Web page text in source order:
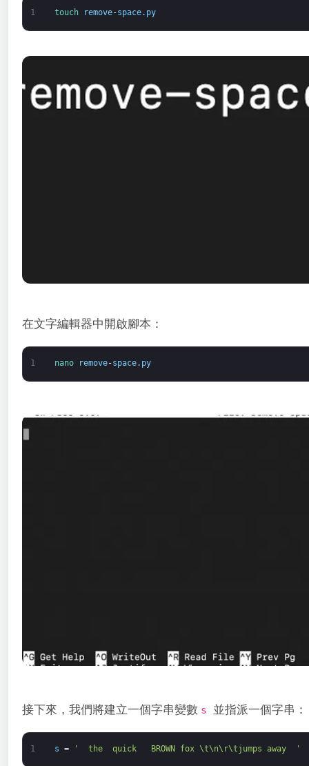
1 touch remove-space. py
在文字編輯器中開啟腳本：
1 nano remove-space. py
接下來，我們將建立一個字串變數 s 並指派一個字串：
1 s = '  the  quick   BROWN fox \t\n\r\tjumps away  '